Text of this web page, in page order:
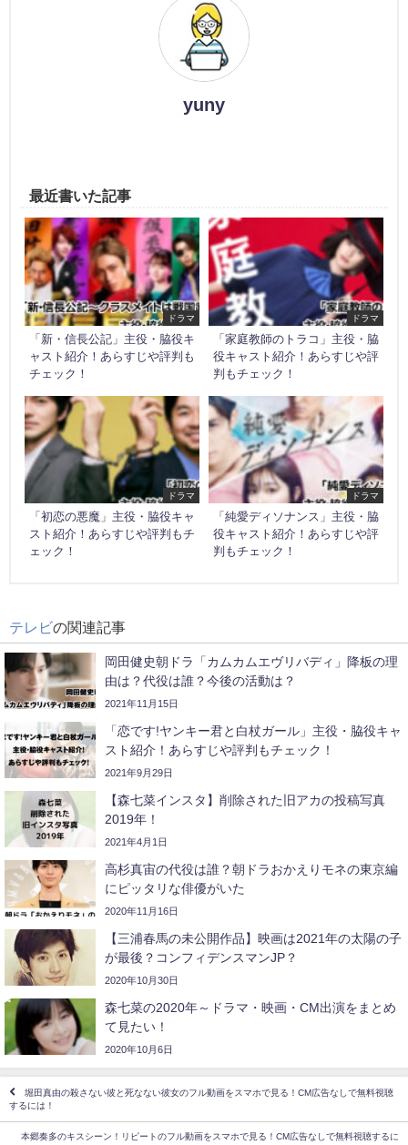
yuny
最近書いた記事
ドラマ
「新・信長公記」主役・脇役キ
ャスト紹介！あらすじや評判も
チェック！
ドラマ
「家庭教師のトラコ」主役・脇
役キャスト紹介！あらすじや評
判もチェック！
ドラマ
「初恋の悪魔」主役・脇役キャ
スト紹介！あらすじや評判もチ
ェック！
ドラマ
「純愛ディソナンス」主役・脇
役キャスト紹介！あらすじや評
判もチェック！
テレビの関連記事
岡田健史朝ドラ「カムカムエヴリバディ」降板の理
由は？代役は誰？今後の活動は？
2021年11月15日
「恋です!ヤンキー君と白杖ガール」主役・脇役キャ
スト紹介！あらすじや評判もチェック！
2021年9月29日
【森七菜インスタ】削除された旧アカの投稿写真
2019年！
2021年4月1日
高杉真宙の代役は誰？朝ドラおかえりモネの東京編
にピッタリな俳優がいた
2020年11月16日
【三浦春馬の未公開作品】映画は2021年の太陽の子
が最後？コンフィデンスマンJP？
2020年10月30日
森七菜の2020年～ドラマ・映画・CM出演をまとめ
て見たい！
2020年10月6日
堀田真由の殺さない彼と死なない彼女のフル動画をスマホで見る！CM広告なしで無料視聴
するには！
本郷奏多のキスシーン！リピートのフル動画をスマホで見る！CM広告なしで無料視聴するに